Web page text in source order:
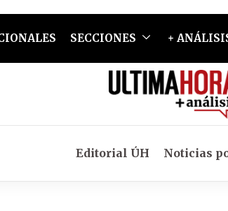
SECCIONES +
Editorial ÚH Noticias